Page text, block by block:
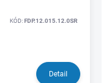
KÓD:FDP.12.015.12.0SR
Detail